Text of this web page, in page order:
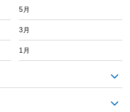
5月
3月
1月